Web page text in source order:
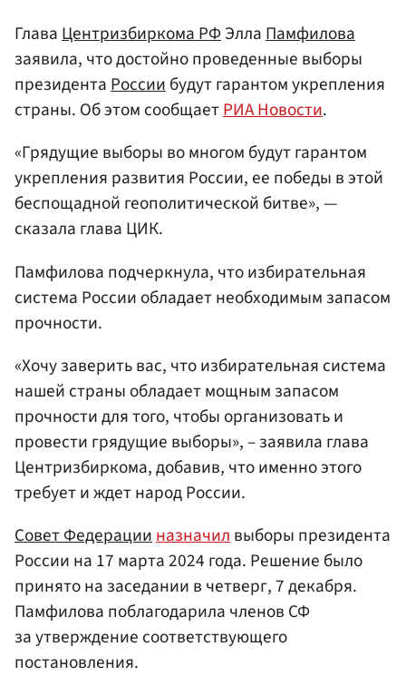
ГлаваЦентризбиркома РФЭллаПамфилова
заявила, что достойно проведенные выборы
президентаРоссиибудут гарантом укрепления
страны. Об этом сообщаетРИА Новости.
«Грядущие выборы во многом будут гарантом
укрепления развития России, ее победы в этой
беспощадной геополитической битве», —
сказала глава ЦИК.
Памфилова подчеркнула, что избирательная
система России обладает необходимым запасом
прочности.
«Хочу заверить вас, что избирательная система
нашей страны обладает мощным запасом
прочности для того, чтобы организовать и
провести грядущие выборы», – заявила глава
Центризбиркома, добавив, что именно этого
требует и ждет народ России.
Совет Федерацииназначилвыборы президента
России на 17 марта 2024 года. Решение было
принято на заседании в четверг, 7 декабря.
Памфилова поблагодарила членов СФ
за утверждение соответствующего
постановления.